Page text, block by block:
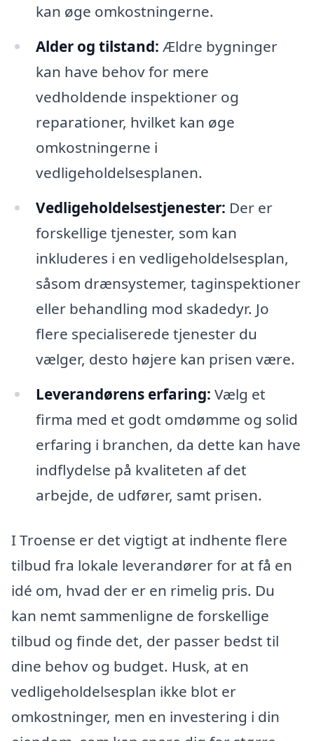
kan øge omkostningerne.
Alder og tilstand: Ældre bygninger
kan have behov for mere
vedholdende inspektioner og
reparationer, hvilket kan øge
omkostningerne i
vedligeholdelsesplanen.
Vedligeholdelsestjenester: Der er
forskellige tjenester, som kan
inkluderes i en vedligeholdelsesplan,
såsom drænsystemer, taginspektioner
eller behandling mod skadedyr. Jo
flere specialiserede tjenester du
vælger, desto højere kan prisen være.
Leverandørens erfaring: Vælg et
firma med et godt omdømme og solid
erfaring i branchen, da dette kan have
indflydelse på kvaliteten af det
arbejde, de udfører, samt prisen.
I Troense er det vigtigt at indhente flere
tilbud fra lokale leverandører for at få en
idé om, hvad der er en rimelig pris. Du
kan nemt sammenligne de forskellige
tilbud og finde det, der passer bedst til
dine behov og budget. Husk, at en
vedligeholdelsesplan ikke blot er
omkostninger, men en investering i din